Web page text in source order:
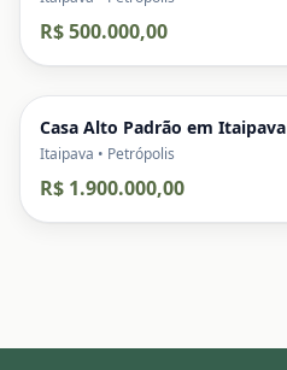
R$ 500.000,00
Casa Alto Padrão em Itaipava
Itaipava • Petrópolis
R$ 1.900.000,00